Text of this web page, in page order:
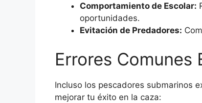
Comportamiento de Escolar:
oportunidades.
Evitación de Predadores:
Errores Comunes
Incluso los pescadores submarinos
mejorar tu éxito en la caza: